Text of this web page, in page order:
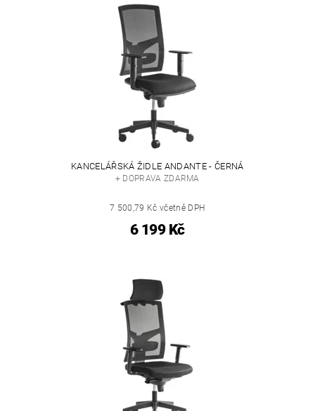
KANCELÁŘSKÁ ŽIDLE ANDANTE - ČERNÁ
+ DOPRAVA ZDARMA
7 500,79 Kč včetně DPH
6 199 Kč